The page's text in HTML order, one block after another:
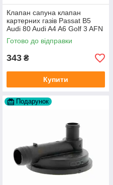
Клапан сапуна клапан
картерних газів Passat B5
Audi 80 Audi A4 A6 Golf 3 AFN
1Y AAZ 1Z AFF AEY AAZ AHB
AHU
Готово до відправки
343 ₴
Купити
Подарунок